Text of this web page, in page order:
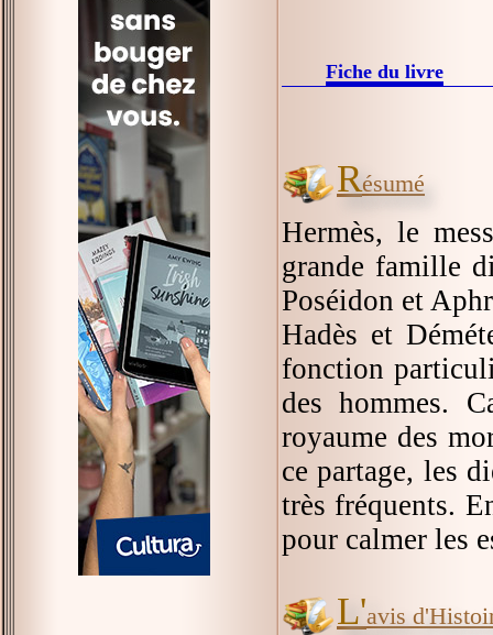
Fiche du livre
Résumé
Hermès, le
grande famille
Poséidon et
Hadès et
fonction
des hommes.
royaume des
ce partage, les
très fréquents.
pour calmer les
L'avis